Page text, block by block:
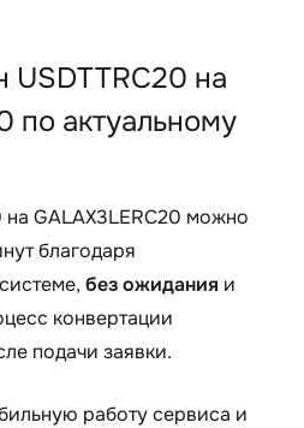
на
по актуальному
GALAX3LERC20 можно
благодаря
без ожидания и
конвертации
подачи заявки.
работу сервиса и